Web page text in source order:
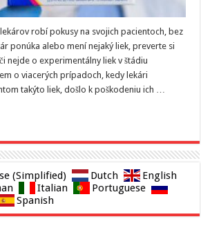
robí pokusy na svojich pacientoch, bez
ponúka alebo mení nejaký liek, preverte si
nejde o experimentálny liek v štádiu
o viacerých prípadoch, kedy lekári
takýto liek, došlo k poškodeniu ich …
(Simplified) Dutch
English
Italian
Portuguese
Spanish